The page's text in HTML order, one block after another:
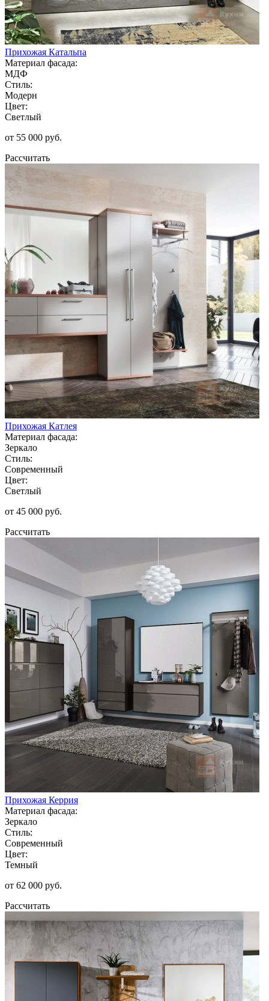
Прихожая Катальпа
Материал фасада:
МДФ
Стиль:
Модерн
Цвет:
Светлый
от 55 000 руб.
Рассчитать
Прихожая Катлея
Материал фасада:
Зеркало
Стиль:
Современный
Цвет:
Светлый
от 45 000 руб.
Рассчитать
Прихожая Керрия
Материал фасада:
Зеркало
Стиль:
Современный
Цвет:
Темный
от 62 000 руб.
Рассчитать